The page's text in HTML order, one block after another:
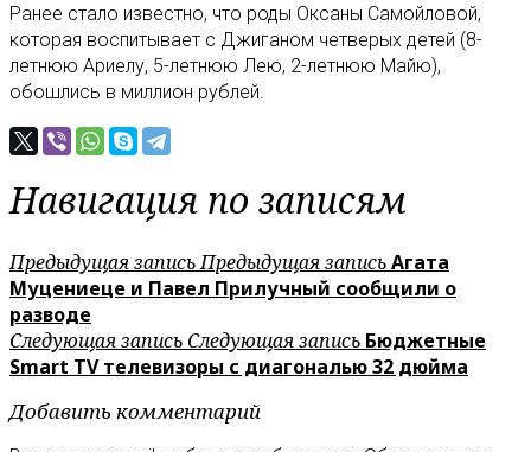
Ранее стало известно, что роды Оксаны Самойловой,
которая воспитывает с Джиганом четверых детей (8-
летнюю Ариелу, 5-летнюю Лею, 2-летнюю Майю),
обошлись в миллион рублей.
Навигация по записям
Предыдущая записьПредыдущая записьАгата
Муцениеце и Павел Прилучный сообщили о
разводе
Следующая запись Следующая запись Бюджетные
Smart TV телевизоры с диагональю 32 дюйма
Добавить комментарий